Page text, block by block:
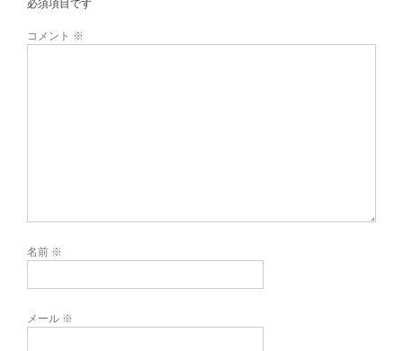
必須項目です
コメント ※
名前 ※
メール ※